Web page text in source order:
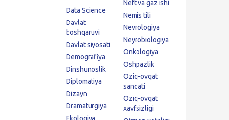
Data Science
Davlat
boshqaruvi
Davlat siyosati
Demografiya
Dinshunoslik
Diplomatiya
Dizayn
Dramaturgiya
Ekologiya
Neft va gaz ishi
Nemis tili
Nevrologiya
Neyrobiologiya
Onkologiya
Oshpazlik
Oziq-ovqat
sanoati
Oziq-ovqat
xavfsizligi